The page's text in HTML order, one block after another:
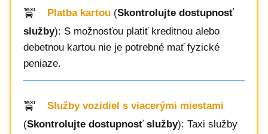
Platba kartou (Skontrolujte dostupnosť
služby): S možnosťou platiť kreditnou alebo
debetnou kartou nie je potrebné mať fyzické
peniaze.
Služby vozidiel s viacerými miestami
(Skontrolujte dostupnosť služby): Taxi služby